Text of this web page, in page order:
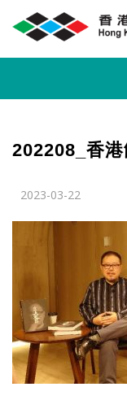
202208_香
2023-03-22